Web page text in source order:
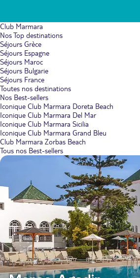
Club Marmara
Nos Top destinations
Séjours Grèce
Séjours Espagne
Séjours Maroc
Séjours Bulgarie
Séjours France
Toutes nos destinations
Nos Best-sellers
Iconique Club Marmara Doreta Beach
Iconique Club Marmara Del Mar
Iconique Club Marmara Sicilia
Iconique Club Marmara Grand Bleu
Club Marmara Zorbas Beach
Tous nos Best-sellers